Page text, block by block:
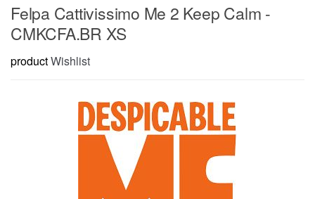
Felpa Cattivissimo Me 2 Keep Calm -
CMKCFA.BR XS
productWishlist